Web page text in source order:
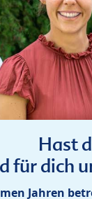
Hast
für dich
Jahren